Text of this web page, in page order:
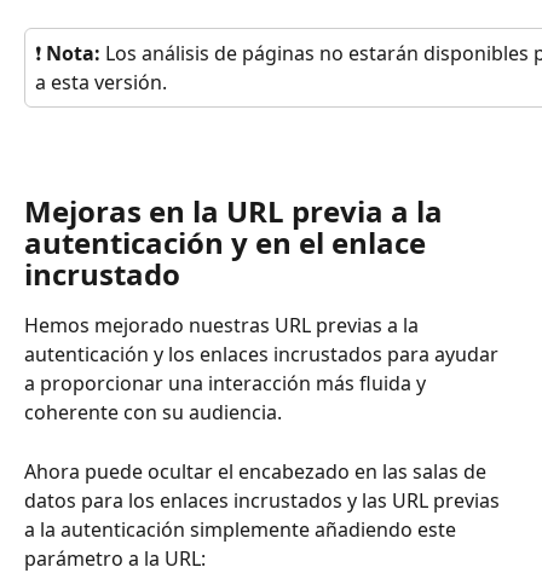
❗ Nota: Los análisis de páginas no estarán
a esta versión.
Mejoras en la URL previa a la
autenticación y en el enlace
incrustado
Hemos mejorado nuestras URL previas a la
autenticación y los enlaces incrustados para ayudar
a proporcionar una interacción más fluida y
coherente con su audiencia.
Ahora puede ocultar el encabezado en las salas de
datos para los enlaces incrustados y las URL previas
a la autenticación simplemente añadiendo este
parámetro a la URL: